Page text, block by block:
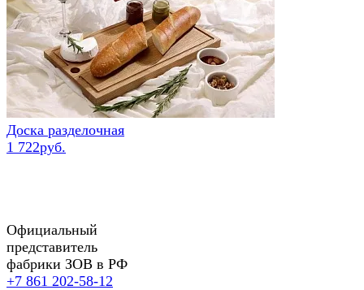
Доска разделочная
1 722руб.
Официальный
представитель
фабрики ЗОВ в РФ
+7 861 202-58-12